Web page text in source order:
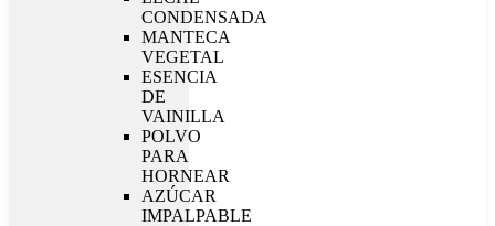
CONDENSADA
MANTECA
VEGETAL
ESENCIA
DE
VAINILLA
POLVO
PARA
HORNEAR
AZÚCAR
IMPALPABLE